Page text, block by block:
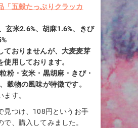
「五穀たっぷりクラッカ
玄米2.6%、胡麻1.6%、きび
ておりませんが、大麦麦芽
使用しております。
粉・玄米・黒胡麻・きび・
穀物の風味が特徴です。
ます。
見つけ、108円というお手
で、購入してみました。